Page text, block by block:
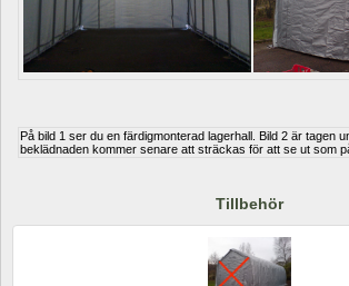
På bild 1 ser du en färdigmonterad lagerhall. Bild 2 är tagen
beklädnaden kommer senare att sträckas för att se ut som
Tillbehör